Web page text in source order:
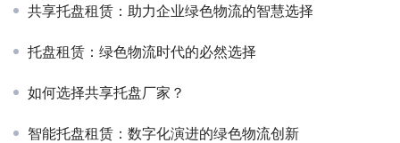
共享托盘租赁：助力企业绿色物流的智慧选择
托盘租赁：绿色物流时代的必然选择
如何选择共享托盘厂家？
智能托盘租赁：数字化演进的绿色物流创新